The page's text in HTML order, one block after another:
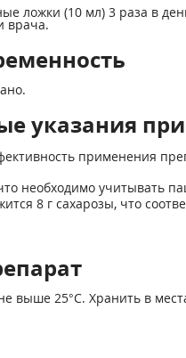
ложки (10 мл) 3 раза в
врача.
указания
применения
необходимо учитывать
8 г сахарозы, что
выше 25°С. Хранить в